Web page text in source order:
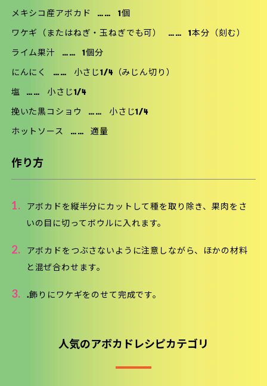
メキシコ産アボカド …… 1個
ワケギ（またはねぎ・玉ねぎでも可） …… 1本分（刻む）
ライム果汁 …… 1個分
にんにく …… 小さじ1/4（みじん切り）
塩 …… 小さじ1/4
挽いた黒コショウ …… 小さじ1/4
ホットソース …… 適量
作り方
1.
アボカドを縦半分にカットして種を取り除き、果肉をさ
いの目に切ってボウルに入れます。
2.
アボカドをつぶさないように注意しながら、ほかの材料
と混ぜ合わせます。
3. .飾りにワケギをのせて完成です。
人気のアボカドレシピカテゴリ